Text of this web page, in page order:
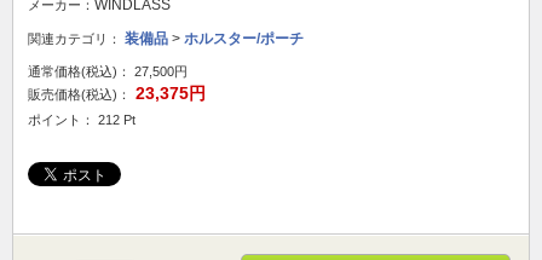
メーカー： WINDLASS
関連カテゴリ： 装備品 > ホルスター/ポーチ
通常価格(税込)：
27,500円
販売価格(税込)：
23,375円
ポイント： 212 Pt